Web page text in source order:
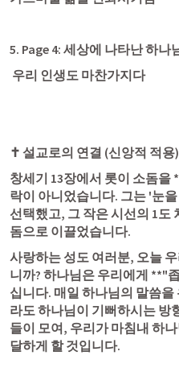
5. Page 4: 세상에 나타난 하나
우리 인생도 마찬가지다
✝️ 설교로의 연결 (신앙적 적용)
창세기 13장에서 롯이 소돔을
락이 아니었습니다. 그는 '눈
선택했고, 그 작은 시선의 1도
돔으로 이끌었습니다.
사랑하는 성도 여러분, 오늘
니까? 하나님은 우리에게 **"
십니다. 매일 하나님의 말씀
라도 하나님이 기뻐하시는 방
들이 모여, 우리가 마침내 하
달하게 할 것입니다.